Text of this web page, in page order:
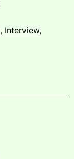
, Interview,